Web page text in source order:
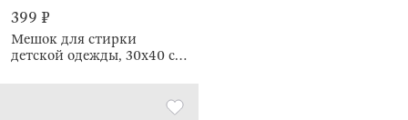
399 ₽
Мешок для стирки
детской одежды, 30х40 см,